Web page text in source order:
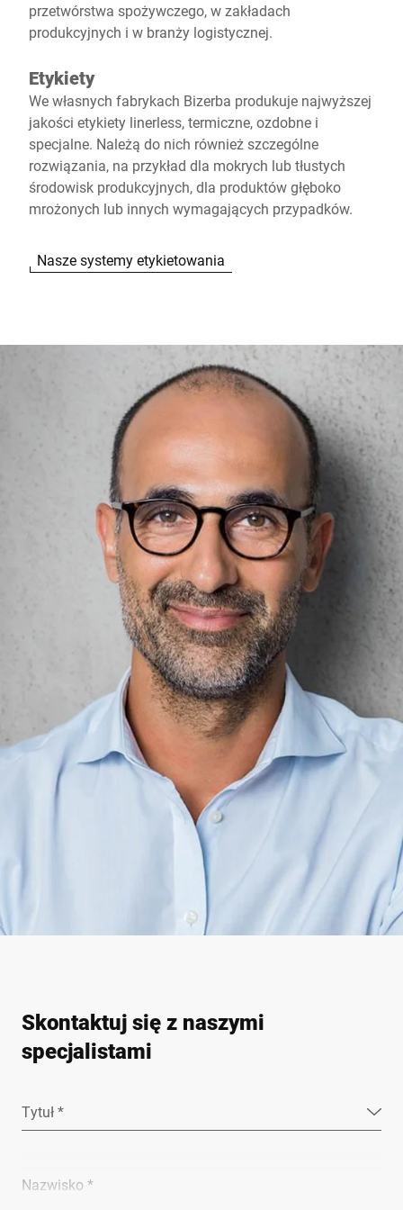
przetwórstwa spożywczego, w zakładach
produkcyjnych i w branży logistycznej.
Etykiety
We własnych fabrykach Bizerba produkuje najwyższej
jakości etykiety linerless, termiczne, ozdobne i
specjalne. Należą do nich również szczególne
rozwiązania, na przykład dla mokrych lub tłustych
środowisk produkcyjnych, dla produktów głęboko
mrożonych lub innych wymagających przypadków.
Nasze systemy etykietowania
Skontaktuj się z naszymi
specjalistami
Tytuł *
Nazwisko *